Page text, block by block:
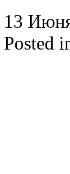
13
Posted